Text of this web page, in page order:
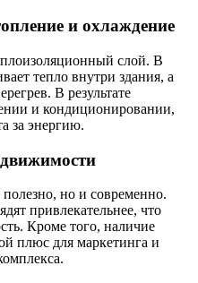
и охлаждение
слой. В
тепло внутри здания, а
В результате
и кондиционировании,
за энергию.
но и современно.
привлекательнее, что
Кроме того, наличие
плюс для маркетинга и